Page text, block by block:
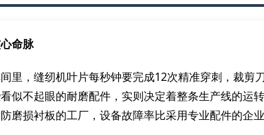
命脉
里，缝纫机叶片每秒钟要完成12次精准穿刺，裁剪
似不起眼的耐磨配件，实则决定着整条生产线的运
磨损衬板的工厂，设备故障率比采用专业配件的企业